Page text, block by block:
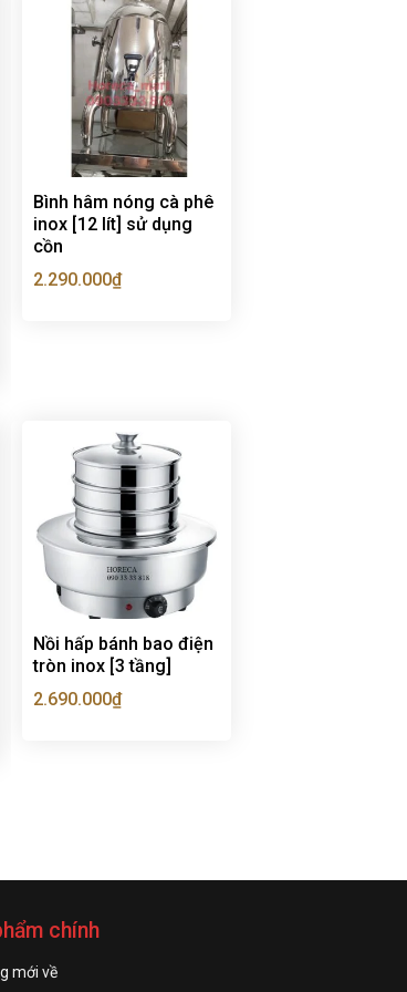
Bình hâm nóng cà phê
inox [12 lít] sử dụng
cồn
2.290.000₫
Nồi hấp bánh bao điện
tròn inox [3 tầng]
2.690.000₫
chính
mới về